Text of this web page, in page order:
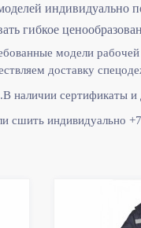
индивидуально
гибкое
модели
доставку
В наличии сертификаты и
сшить индивидуально